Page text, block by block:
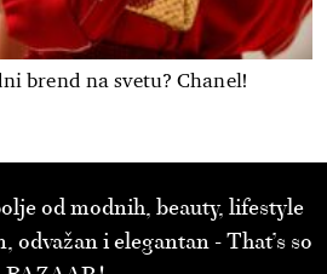
brend na svetu? Chanel!
od modnih, beauty, lifestyle
i elegantan - That’s so